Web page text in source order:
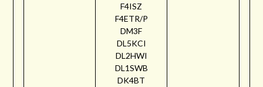
F4ISZ
F4ETR/P
DM3F
DL5KCI
DL2HWI
DL1SWB
DK4BT